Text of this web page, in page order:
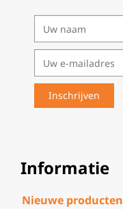
Informatie
Nieuwe producten